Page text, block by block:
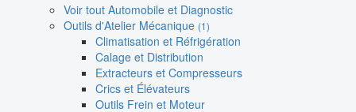
Voir tout Automobile et Diagnostic
Outils d'Atelier Mécanique (1)
Climatisation et Réfrigération
Calage et Distribution
Extracteurs et Compresseurs
Crics et Élévateurs
Outils Frein et Moteur